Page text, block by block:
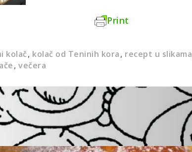
Print
kolač kolač od Teninih kora recept u slikama
večera